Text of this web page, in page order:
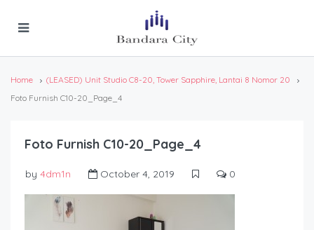
Home
(LEASED) Unit Studio C8-20, Tower Sapphire, Lantai 8 Nomor 20
Foto Furnish C10-20_Page_4
Foto Furnish C10-20_Page_4
by 4dm1n October 4, 2019 0